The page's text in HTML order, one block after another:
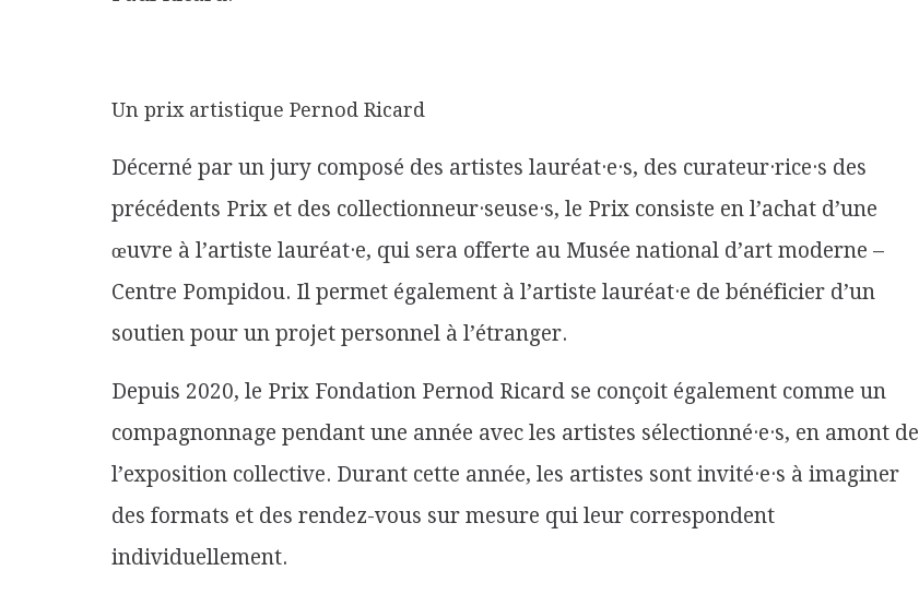
Un prix artistique Pernod Ricard
Décerné par un jury composé des artistes lauréat·e·s, des curateur·rice·s des
précédents Prix et des collectionneur·seuse·s, le Prix consiste en l’achat d’une
œuvre à l’artiste lauréat·e, qui sera offerte au Musée national d’art moderne –
Centre Pompidou. Il permet également à l’artiste lauréat·e de bénéficier d’un
soutien pour un projet personnel à l’étranger.
Depuis 2020, le Prix Fondation Pernod Ricard se conçoit également comme un
compagnonnage pendant une année avec les artistes sélectionné·e·s, en amont de
l’exposition collective. Durant cette année, les artistes sont invité·e·s à imaginer
des formats et des rendez-vous sur mesure qui leur corres­pondent
individuellement.